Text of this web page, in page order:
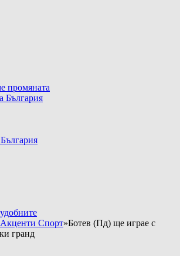
промяната
България
Акценти Спорт»Ботев (Пд) ще играе с
гранд